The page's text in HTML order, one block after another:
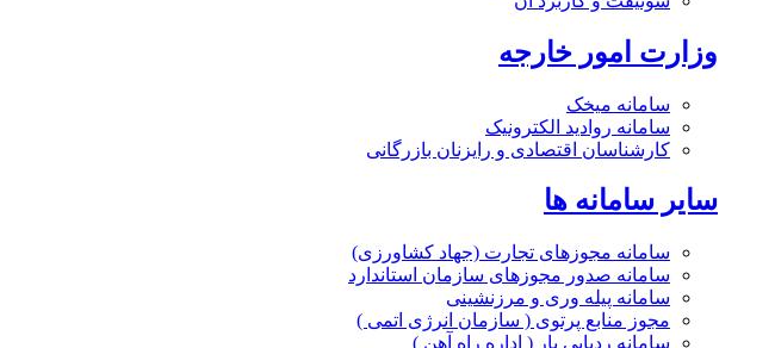
وزارت امور خارجه
سامانه میخک
سامانه روادید الکترونیک
کارشناسان اقتصادی و رایزنان بازرگانی
سایر سامانه ها
سامانه مجوزهای تجارت (جهاد کشاورزی)
سامانه صدور مجوزهای سازمان استاندارد
سامانه پیله وری و مرزنشینی
مجوز منابع پرتوی ( سازمان انرژی اتمی )
سامانه ردیابی بار ( اداره راه آهن )